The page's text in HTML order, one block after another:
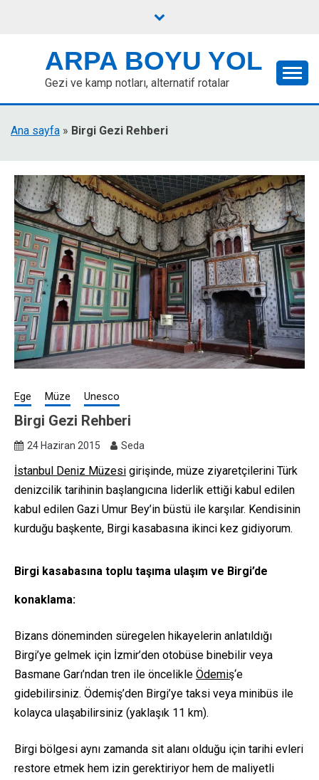
ARPA BOYU YOL
Gezi ve kamp notları, alternatif rotalar
Ana sayfa » Birgi Gezi Rehberi
Ege Müze Unesco
Birgi Gezi Rehberi
24 Haziran 2015 Seda
İstanbul Deniz Müzesi girişinde, müze ziyaretçilerini Türk
denizcilik tarihinin başlangıcına liderlik ettiği kabul edilen
kabul edilen Gazi Umur Bey’in büstü ile karşılar. Kendisinin
kurduğu başkente, Birgi kasabasına ikinci kez gidiyorum.
Birgi kasabasına toplu taşıma ulaşım ve Birgi’de
konaklama:
Bizans döneminden süregelen hikayelerin anlatıldığı
Birgi’ye gelmek için İzmir’den otobüse binebilir veya
Basmane Garı’ndan tren ile öncelikle Ödemiş‘e
gidebilirsiniz. Ödemiş’den Birgi’ye taksi veya minibüs ile
kolayca ulaşabilirsiniz (yaklaşık 11 km).
Birgi bölgesi aynı zamanda sit alanı olduğu için tarihi evleri
restore etmek hem izin gerektiriyor hem de maliyetli